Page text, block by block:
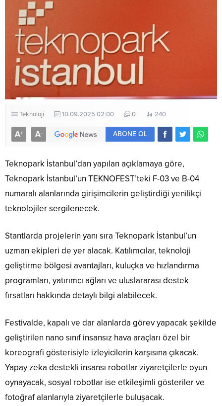
Teknoloji 10.09.2025 02:00 0 240
A+ A- ABONE OL
Teknopark İstanbul’dan yapılan açıklamaya göre,
Teknopark İstanbul’un TEKNOFEST’teki F-03 ve B-04
numaralı alanlarında girişimcilerin geliştirdiği yenilikçi
teknolojiler sergilenecek.
Stantlarda projelerin yanı sıra Teknopark İstanbul’un
uzman ekipleri de yer alacak. Katılımcılar, teknoloji
geliştirme bölgesi avantajları, kuluçka ve hızlandırma
programları, yatırımcı ağları ve uluslararası destek
fırsatları hakkında detaylı bilgi alabilecek.
Festivalde, kapalı ve dar alanlarda görev yapacak şekilde
geliştirilen nano sınıf insansız hava araçları özel bir
koreografi gösterisiyle izleyicilerin karşısına çıkacak.
Yapay zeka destekli insansı robotlar ziyaretçilerle oyun
oynayacak, sosyal robotlar ise etkileşimli gösteriler ve
fotoğraf alanlarıyla ziyaretçilerle buluşacak.